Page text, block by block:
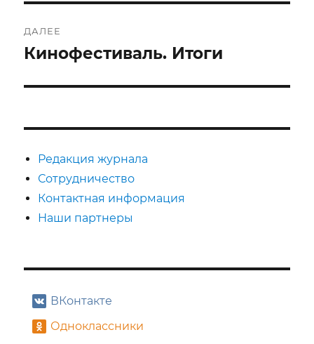
ДАЛЕЕ
Следующая
Кинофестиваль. Итоги
Редакция журнала
Сотрудничество
Контактная информация
Наши партнеры
ВКонтакте
Одноклассники